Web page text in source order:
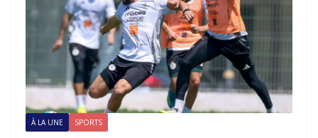
À LA UNE SPORTS